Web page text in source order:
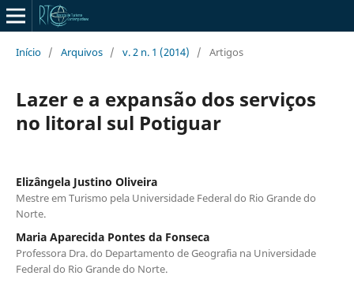
Início / Arquivos / v. 2 n. 1 (2014) / Artigos
Lazer e a expansão dos serviços
no litoral sul Potiguar
Elizângela Justino Oliveira
Mestre em Turismo pela Universidade Federal do Rio Grande do
Norte.
Maria Aparecida Pontes da Fonseca
Professora Dra. do Departamento de Geografia na Universidade
Federal do Rio Grande do Norte.